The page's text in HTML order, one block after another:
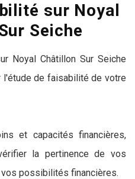
sur Noyal
Seiche
Noyal Châtillon Sur Seiche
de faisabilité de votre
et capacités financières,
la pertinence de vos
possibilités financières.